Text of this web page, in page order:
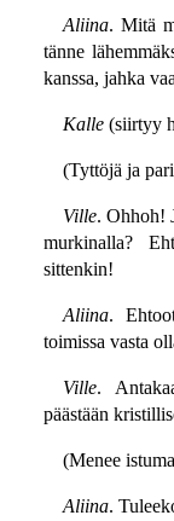
Aliina. Mitä
tänne
kanssa, jahka
Kalle(siirtyy
(Tyttöjä ja
Ville. Ohhoh!
murkinalla?
sittenkin!
Aliina.
toimissa vasta
Ville.
päästään
(Menee
Aliina.